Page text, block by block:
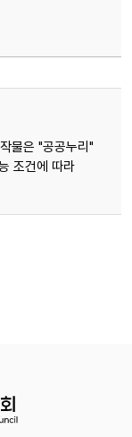
물은 "공공누리"
조건에 따라